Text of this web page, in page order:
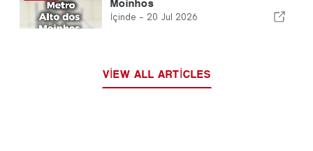
Moinhos
İçinde - 20 Jul 2026
VIEW ALL ARTICLES